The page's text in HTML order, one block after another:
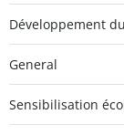
Développement
General
Sensibilisation